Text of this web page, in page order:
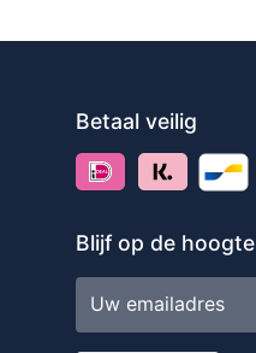
Betaal veilig
Blijf op de hoogte
mailadres